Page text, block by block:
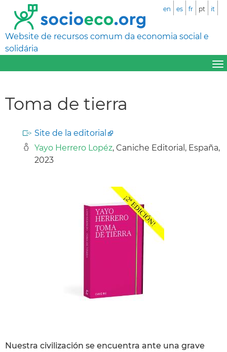
Website de recursos comum da economia social e
solidária
en es fr pt it
Toma de tierra
Site de la editorial
Yayo Herrero Lopéz, Caniche Editorial, España,
2023
Nuestra civilización se encuentra ante una grave